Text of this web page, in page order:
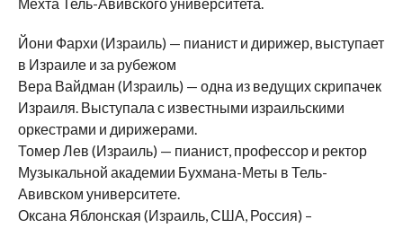
Йони Фархи (Израиль) — пианист и дирижер, выступает
в Израиле и за рубежом
Вера Вайдман (Израиль) — одна из ведущих скрипачек
Израиля. Выступала с известными израильскими
оркестрами и дирижерами.
Томер Лев (Израиль) — пианист, профессор и ректор
Музыкальной академии Бухмана-Меты в Тель-
Авивском университете.
Оксана Яблонская (Израиль, США, Россия) –